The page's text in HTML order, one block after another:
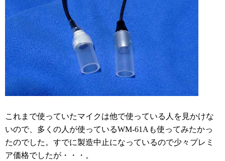
これまで使っていたマイクは他で使っている人を見かけな
いので、多くの人が使っているWM-61Aも使ってみたかっ
たのでした。すでに製造中止になっているので少々プレミ
ア価格でしたが・・・。